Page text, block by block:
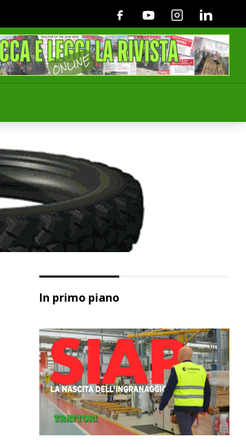
FacebookYoutubeInstagramLinkedin
In primo piano